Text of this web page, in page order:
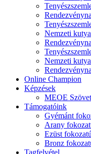
Nemzeti
Nemzeti
Online Champion
Képzések
MEOE
Támogatóink
Gyémánt
Arany
Ezüst
Bronz
Tagfelvétel